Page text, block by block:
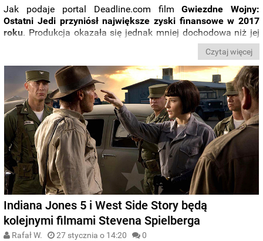
Jak podaje portal Deadline.com filmGwiezdne Wojny:
Ostatni Jedi przyniósł największe zyski finansowe w 2017
roku. Produkcja okazała się jednak mniej dochodowa niż jej
Czytaj więcej
Indiana Jones 5 i West Side Story będą
kolejnymi filmami Stevena Spielberga
Rafał W. 27 stycznia o 14:20 0